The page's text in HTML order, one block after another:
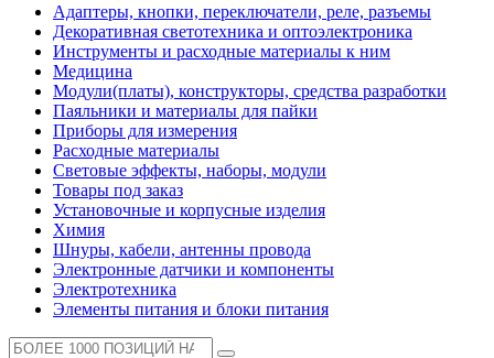
Адаптеры, кнопки, переключатели, реле, разъемы
Декоративная светотехника и оптоэлектроника
Инструменты и расходные материалы к ним
Медицина
Модули(платы), конструкторы, средства разработки
Паяльники и материалы для пайки
Приборы для измерения
Расходные материалы
Световые эффекты, наборы, модули
Товары под заказ
Установочные и корпусные изделия
Химия
Шнуры, кабели, антенны провода
Электронные датчики и компоненты
Электротехника
Элементы питания и блоки питания